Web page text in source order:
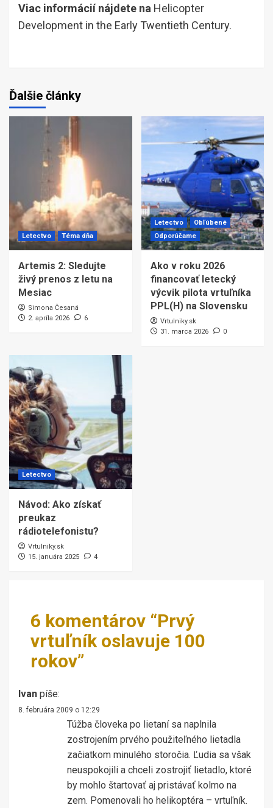
Viac informácií nájdete na Helicopter
Development in the Early Twentieth Century.
Ďalšie články
Letectvo Téma dňa
Artemis 2: Sledujte
živý prenos z letu na
Mesiac
Simona Česaná
2. apríla 2026
6
Letectvo
Obľúbené
Odporúčame
Ako v roku 2026
financovať letecký
výcvik pilota vrtuľníka
PPL(H) na Slovensku
Vrtulniky.sk
31. marca 2026
0
Letectvo
Návod: Ako získať
preukaz
rádiotelefonistu?
Vrtulniky.sk
15. januára 2025
4
6 komentárov “Prvý
vrtuľník oslavuje 100
rokov”
Ivan píše:
8. februára 2009 o 12:29
Túžba človeka po lietaní sa naplnila
zostrojením prvého použiteľného lietadla
začiatkom minulého storočia. Ľudia sa však
neuspokojili a chceli zostrojiť lietadlo, ktoré
by mohlo štartovať aj pristávať kolmo na
zem. Pomenovali ho helikoptéra – vrtuľník.